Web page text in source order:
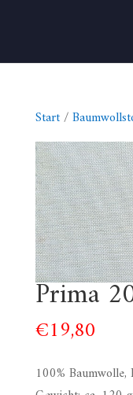
Start/
Prima
€19,80
100%